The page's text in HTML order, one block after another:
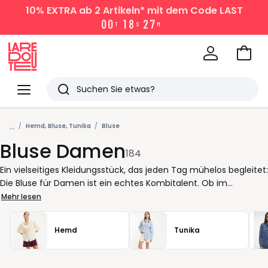
10% EXTRAab 2 Artikeln* mit dem Code LAST
00 T 1 8 S 27 M
Menü
Redoute
Suchen
Zuletzt
angesehen
Artikel
Zum
... Hemd, Bluse, Tunika Bluse
Bluse Damen184
Ein vielseitiges Kleidungsstück, das jeden Tag mühelos begleitet:
Die Bluse für Damen ist ein echtes Kombitalent. Ob im
Homeoffice, beim Frühstück mit Freundinnen oder für den
Wochenendtrip mit der richtigen Bluse sind Sie im Nu perfekt
gestylt, ohne lange überlegen zu müssen. Von der klassischen
Hemdbluse mit Kragen bis zur fließenden Tunika: Unsere
Auswahl bietet für jede Figur und jeden Stil das passende
Mehr lesen
Hemd Tunika